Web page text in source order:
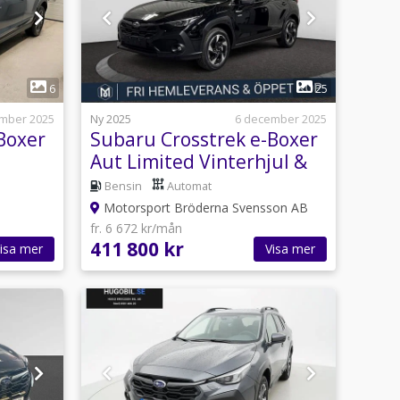
6
2025
mer
1
25
Ny 2025
6 december 2025
Subaru Crosstrek e-Boxer
Aut Limited Vinterhjul &
Dragkrok
Bensin Automat
Motorsport Bröderna Svensson AB
fr. 6 672 kr/mån
411 800 kr Visa mer